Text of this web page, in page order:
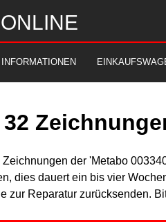
der 'Metabo
dies dauert ein bis vier
zur Reparatur zurücksenden.